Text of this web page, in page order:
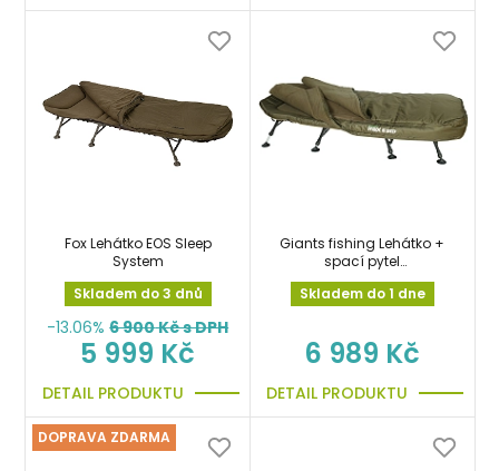
Fox Lehátko EOS Sleep
System
Skladem do 3 dnů
-13.06% 6 900Kč s DPH
5 999 Kč
DETAIL PRODUKTU
Giants fishing Lehátko +
spací pytel
Bedchair/Sleeping Bag
System RWX 5 STD
Skladem do 1 dne
6 989 Kč
DETAIL PRODUKTU
DOPRAVA ZDARMA